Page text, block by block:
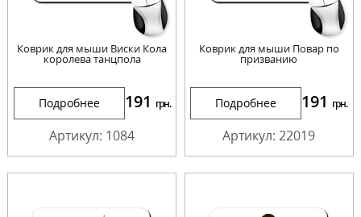
Коврик для мыши Виски Кола
королева танцпола
Подробнее 191 грн.
Артикул: 1084
Коврик для мыши Повар по
призванию
Подробнее 191 грн.
Артикул: 22019